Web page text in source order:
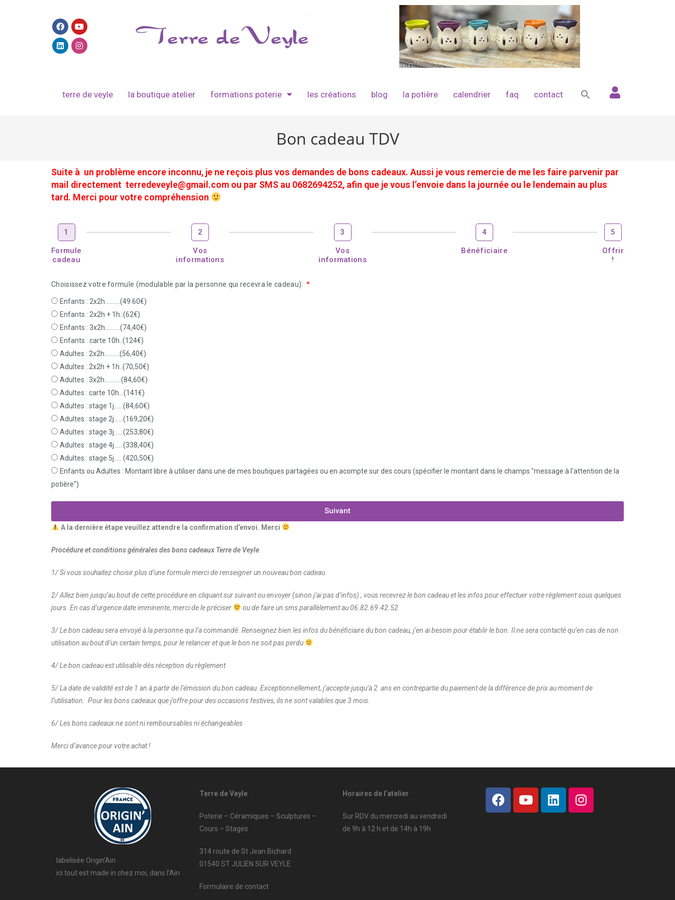
terre de veyle la boutique atelier formations poterie les créations blog la potière calendrier faq contact
Bon cadeau TDV
Suite à un problème encore inconnu, je ne reçois plus vos demandes de bons cadeaux. Aussi je vous remercie de me les faire parvenir par
mail directement terredeveyle@gmail.com ou par SMS au 0682694252, afin que je vous l’envoie dans la journée ou le lendemain au plus
tard. Merci pour votre compréhension
1
Formule
cadeau
2
Vos
informations
3
Vos
informations
4
Bénéficiaire
5
Offrir
!
Choisissez votre formule (modulable par la personne qui recevra le cadeau):
Enfants : 2x2h..........(49.60€)
Enfants : 2x2h + 1h..(62€)
Enfants : 3x2h..........(74,40€)
Enfants : carte 10h..(124€)
Adultes : 2x2h..........(56,40€)
Adultes : 2x2h + 1h..(70,50€)
Adultes : 3x2h...........(84,60€)
Adultes : carte 10h...(141€)
Adultes : stage 1j......(84,60€)
Adultes : stage 2j......(169,20€)
Adultes : stage 3j......(253,80€)
Adultes : stage 4j......(338,40€)
Adultes : stage 5j .... (420,50€)
Enfants ou Adultes : Montant libre à utiliser dans une de mes boutiques partagées ou en acompte sur des cours (spécifier le montant dans le champs "message à l'attention de la
potière")
Suivant
A la dernière étape veuillez attendre la confirmation d’envoi. Merci
Procédure et conditions générales des bons cadeaux Terre de Veyle
1/ Si vous souhaitez choisir plus d’une formule merci de renseigner un nouveau bon cadeau.
2/ Allez bien jusqu’au bout de cette procédure en cliquant sur suivant ou envoyer (sinon j’ai pas d’infos) , vous recevrez le bon cadeau et les infos pour effectuer votre règlement sous quelques
jours. En cas d’urgence date imminente, merci de le préciser
ou de faire un sms parallèlement au 06.82.69.42.52
3/ Le bon cadeau sera envoyé à la personne qui l’a commandé. Renseignez bien les infos du bénéficiaire du bon cadeau, j’en ai besoin pour établir le bon. Il ne sera contacté qu’en cas de non
utilisation au bout d’un certain temps, pour le relancer et que le bon ne soit pas perdu
4/ Le bon cadeau est utilisable dès réception du règlement
5/ La date de validité est de 1 an à partir de l’émission du bon cadeau. Exceptionnellement, j’accepte jusqu’à 2 ans en contrepartie du paiement de la différence de prix au moment de
l’utilisation. Pour les bons cadeaux que j’offre pour des occasions festives, ils ne sont valables que 3 mois.
6/ Les bons cadeaux ne sont ni remboursables ni échangeables
Merci d’avance pour votre achat !
labelisée Origin’Ain
ici tout est made in chez moi, dans l’Ain
Terre de Veyle
Poterie – Céramiques – Sculptures –
Cours – Stages
314 route de St Jean Bichard
01540 ST JULIEN SUR VEYLE
Formulaire de contact
Horaires de l’atelier
Sur RDV du mercredi au vendredi
de 9h à 12 h et de 14h à 19h